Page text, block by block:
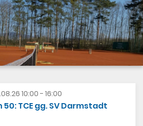
Termine
Geschichte
Jugend
Vorstand
10:00 - 16:00
TCE gg. SV Darmstadt